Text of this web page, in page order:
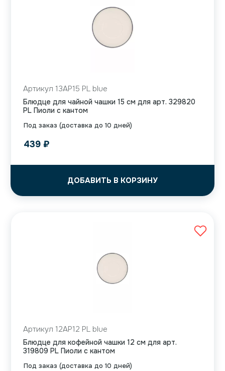
Под заказ (доставка до 10 дней)
Артикул 13AP15 PL blue
Блюдце для чайной чашки 15 см для арт. 329820
PL Пиоли с кантом
439 ₽
ДОБАВИТЬ В КОРЗИНУ
Под заказ (доставка до 10 дней)
Артикул 12AP12 PL blue
Блюдце для кофейной чашки 12 см для арт.
319809 PL Пиоли с кантом